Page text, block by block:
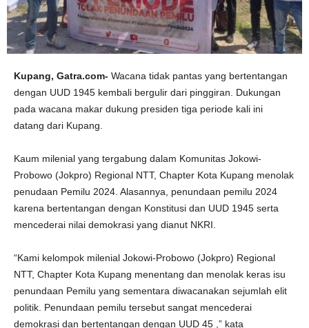
Kupang, Gatra.com- Wacana tidak pantas yang bertentangan
dengan UUD 1945 kembali bergulir dari pinggiran. Dukungan
pada wacana makar dukung presiden tiga periode kali ini
datang dari Kupang.
Kaum milenial yang tergabung dalam Komunitas Jokowi-
Probowo (Jokpro) Regional NTT, Chapter Kota Kupang menolak
penudaan Pemilu 2024. Alasannya, penundaan pemilu 2024
karena bertentangan dengan Konstitusi dan UUD 1945 serta
mencederai nilai demokrasi yang dianut NKRI.
“Kami kelompok milenial Jokowi-Probowo (Jokpro) Regional
NTT, Chapter Kota Kupang menentang dan menolak keras isu
penundaan Pemilu yang sementara diwacanakan sejumlah elit
politik. Penundaan pemilu tersebut sangat mencederai
demokrasi dan bertentangan dengan UUD 45 ,” kata